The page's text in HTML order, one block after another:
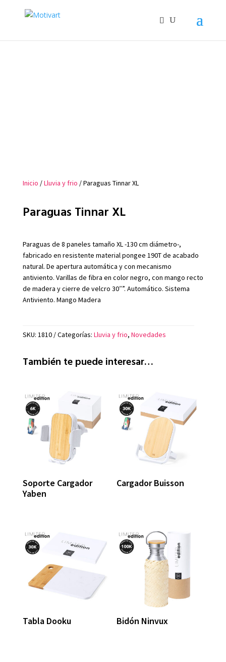
Inicio /Lluvia y frio / Paraguas Tinnar XL
Paraguas Tinnar XL
Paraguas de 8 paneles tamaño XL -130 cm diámetro-,
fabricado en resistente material pongee 190T de acabado
natural. De apertura automática y con mecanismo
antiviento. Varillas de fibra en color negro, con mango recto
de madera y cierre de velcro 30″”. Automático. Sistema
Antiviento. Mango Madera
SKU: 1810 Categorías: Lluvia y frio, Novedades
También te puede interesar…
Soporte Cargador
Yaben
Cargador Buisson
Tabla Dooku Bidón Ninvux